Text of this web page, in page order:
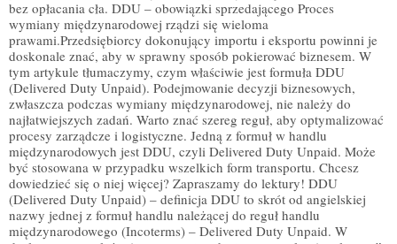
bez opłacania cła. DDU – obowiązki sprzedającego Proces
wymiany międzynarodowej rządzi się wieloma
prawami.Przedsiębiorcy dokonujący importu i eksportu powinni je
doskonale znać, aby w sprawny sposób pokierować biznesem. W
tym artykule tłumaczymy, czym właściwie jest formuła DDU
(Delivered Duty Unpaid). Podejmowanie decyzji biznesowych,
zwłaszcza podczas wymiany międzynarodowej, nie należy do
najłatwiejszych zadań. Warto znać szereg reguł, aby optymalizować
procesy zarządcze i logistyczne. Jedną z formuł w handlu
międzynarodowych jest DDU, czyli Delivered Duty Unpaid. Może
być stosowana w przypadku wszelkich form transportu. Chcesz
dowiedzieć się o niej więcej? Zapraszamy do lektury! DDU
(Delivered Duty Unpaid) – definicja DDU to skrót od angielskiej
nazwy jednej z formuł handlu należącej do reguł handlu
międzynarodowego (Incoterms) – Delivered Duty Unpaid. W